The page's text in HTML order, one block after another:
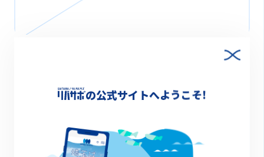
の公式サイトへようこそ!